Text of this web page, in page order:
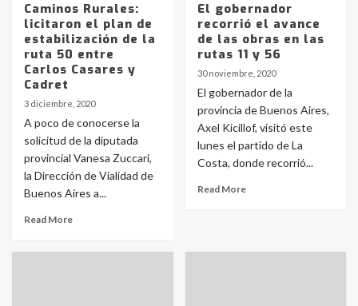
Caminos Rurales:
licitaron el plan de
estabilización de la
ruta 50 entre
Carlos Casares y
Cadret
3 diciembre, 2020
A poco de conocerse la
solicitud de la diputada
provincial Vanesa Zuccari,
la Dirección de Vialidad de
Buenos Aires a...
Read More
El gobernador
recorrió el avance
de las obras en las
rutas 11 y 56
30 noviembre, 2020
El gobernador de la
provincia de Buenos Aires,
Axel Kicillof, visitó este
lunes el partido de La
Costa, donde recorrió...
Read More